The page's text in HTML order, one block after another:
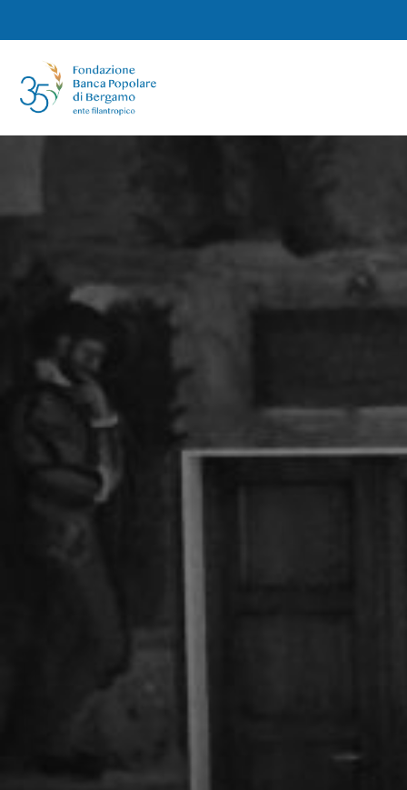
catalogo digitale ragionato
Posted on18 Ottobre 2022